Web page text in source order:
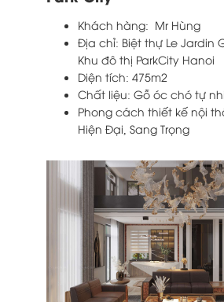
Khách hàng: Mr Hùng
Địa chỉ: Biệt thự Le Jardin
Khu đô thị ParkCity Hanoi
Diện tích: 475m2
Chất liệu: Gỗ óc chó tự
Phong cách thiết kế nội
Hiện Đại, Sang Trọng